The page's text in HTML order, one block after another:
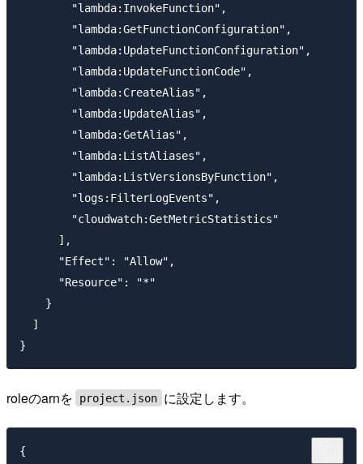
        "lambda:InvokeFunction",
        "lambda:GetFunctionConfiguration",
        "lambda:UpdateFunctionConfiguration",
        "lambda:UpdateFunctionCode",
        "lambda:CreateAlias",
        "lambda:UpdateAlias",
        "lambda:GetAlias",
        "lambda:ListAliases",
        "lambda:ListVersionsByFunction",
        "logs:FilterLogEvents",
        "cloudwatch:GetMetricStatistics"
      ],
      "Effect": "Allow",
      "Resource": "*"
    }
  ]
roleのarnを project.json に設定します。
{